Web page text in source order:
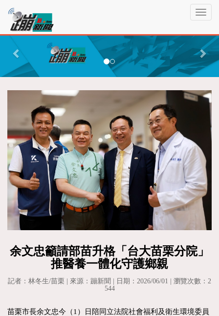
T
g
l
e
v
o
蹦
新
聞P
r
v
i
s
N
e
x
t
余文忠籲請部苗升格「台大苗栗分院」
推醫養一體化守護鄉親
記者：林冬生/苗栗 | 來源：蹦新聞 | 日期：2026/06/01 | 瀏覽次數：2
544
苗栗市長余文忠今（1）日陪同立法院社會福利及衛生環境委員